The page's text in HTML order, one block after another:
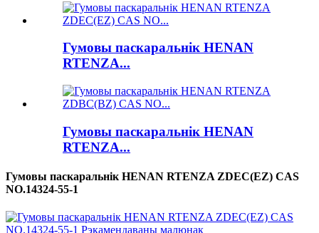
Гумовы паскаральнік HENAN
RTENZA...
Гумовы паскаральнік HENAN
RTENZA...
Гумовы паскаральнік HENAN RTENZA ZDEC(EZ) CAS
NO.14324-55-1